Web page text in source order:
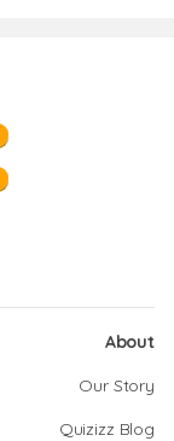
About
Our Story
Quizizz Blog